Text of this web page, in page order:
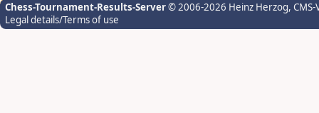
Chess-Tournament-Results-Server© 2006-2026 Heinz Herzog,
Legal details/Terms of use